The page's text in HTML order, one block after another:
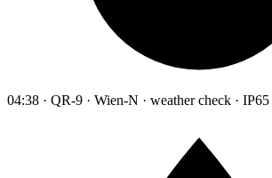
04:38 · QR-9 · Wien-N · weather check ·